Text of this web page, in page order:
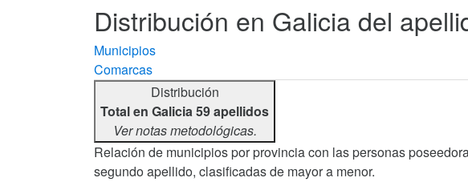
Distribución en Galicia del
Municipios
Comarcas
Distribución
Total en Galicia 59 apellidos
Ver notas metodológicas.
Relación de municipios por provincia con las personas
segundo apellido, clasificadas de mayor a menor.